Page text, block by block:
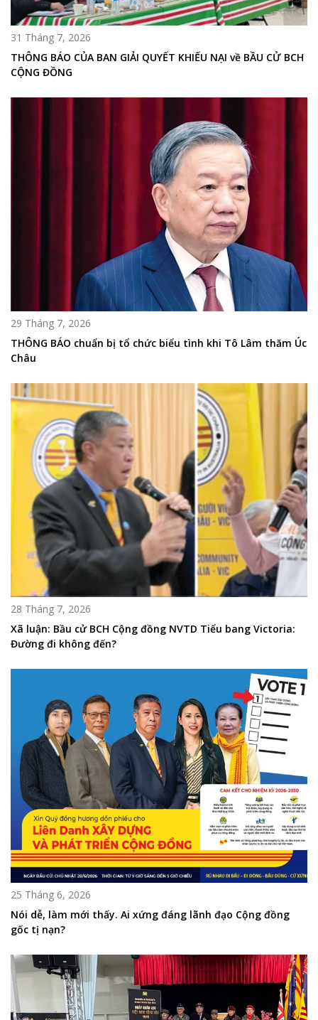
31 Tháng 7, 2026
THÔNG BÁO CỦA BAN GIẢI QUYẾT KHIẾU NẠI về BẦU CỬ BCH
CỘNG ĐỒNG
29 Tháng 7, 2026
THÔNG BÁO chuẩn bị tổ chức biểu tình khi Tô Lâm thăm Úc
Châu
28 Tháng 7, 2026
Xã luận: Bầu cử BCH Cộng đồng NVTD Tiểu bang Victoria:
Đường đi không đến?
25 Tháng 6, 2026
Nói dễ, làm mới thấy. Ai xứng đáng lãnh đạo Cộng đồng
gốc tị nạn?